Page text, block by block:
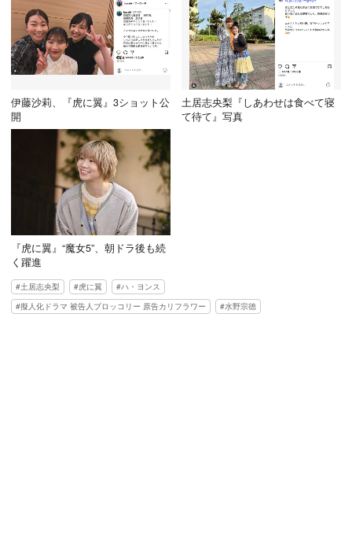
伊藤沙莉、『虎に翼』3ショット公
開
土居志央梨『しあわせは食べて寝
て待て』写真
『虎に翼』“魔女5”、朝ドラ後も続
く躍進
土居志央梨 虎に翼
ハ・ヨンス
擬人化ドラマ 被告人ブロッコリー 原告カリフラワー
水野宗徳